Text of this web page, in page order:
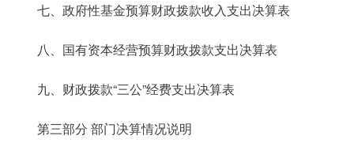
七、政府性基金预算财政拨款收入支出决算表
八、国有资本经营预算财政拨款支出决算表
九、财政拨款“三公”经费支出决算表
第三部分 部门决算情况说明